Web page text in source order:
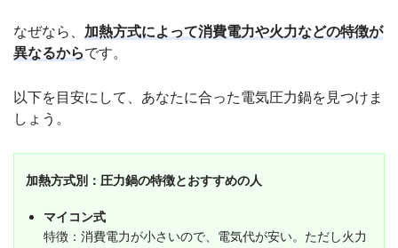
なぜなら、 加熱方式によって消費電力や火力などの特徴が
異なるからです。
以下を目安にして、あなたに合った電気圧力鍋を見つけま
しょう。
加熱方式別：圧力鍋の特徴とおすすめの人
マイコン式
特徴：消費電力が小さいので、電気代が安い。ただし火力